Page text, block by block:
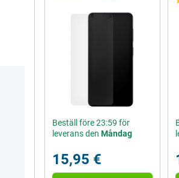
Beställ före 23:59 för
leverans den Måndag
15,95 €